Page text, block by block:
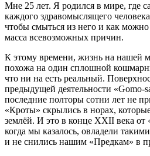
Мне 25 лет. Я родился в мире, где
каждого здравомыслящего
чтобы смыться из него и как
масса всевозможных причин.
К этому времени, жизнь на нашей
похожа на один сплошной
что ни на есть реальный.
предыдущей деятельности «Gomo-
последние полторы сотни лет не
«Кроты» скрылись в норах,
землёй. И это в конце XXII века от
когда мы казалось, овладели
и не снились нашим «Предкам» в